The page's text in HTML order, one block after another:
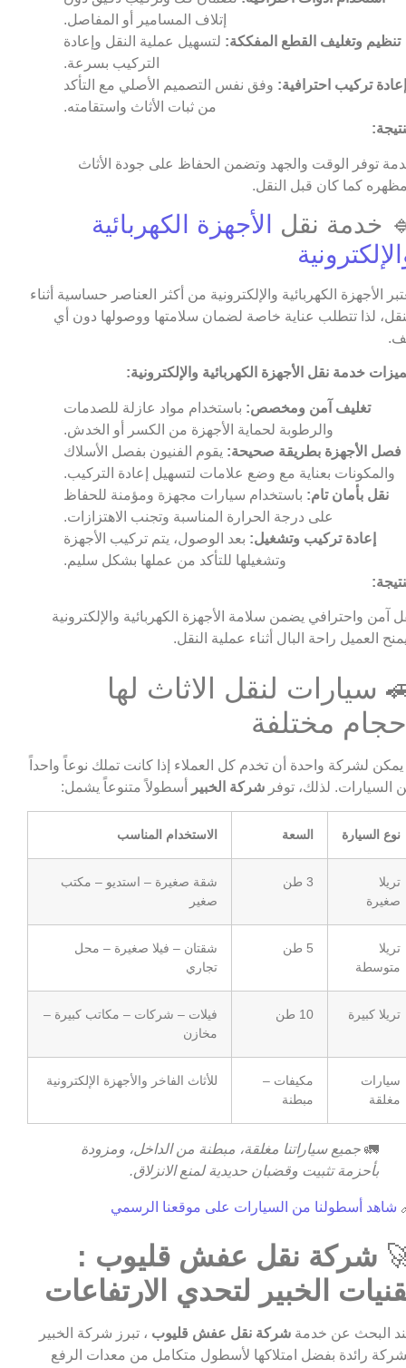
إتلاف المسامير أو المفاصل.
تنظيم وتغليف القطع المفككة: لتسهيل عملية النقل وإعادة
التركيب بسرعة.
إعادة تركيب احترافية: وفق نفس التصميم الأصلي مع التأكد
من ثبات الأثاث واستقامته.
توفر الوقت والجهد وتضمن الحفاظ على جودة الأثاث
كما كان قبل النقل.
خدمة نقل
الأجهزة الكهربائية
الأجهزة الكهربائية والإلكترونية من أكثر العناصر حساسية أثناء
لذا تتطلب عناية خاصة لضمان سلامتها ووصولها دون أي
خدمة نقل الأجهزة الكهربائية والإلكترونية:
تغليف آمن ومخصص: باستخدام مواد عازلة للصدمات
والرطوبة لحماية الأجهزة من الكسر أو الخدش.
فصل الأجهزة بطريقة صحيحة: يقوم الفنيون بفصل الأسلاك
والمكونات بعناية مع وضع علامات لتسهيل إعادة التركيب.
نقل بأمان تام: باستخدام سيارات مجهزة ومؤمنة للحفاظ
على درجة الحرارة المناسبة وتجنب الاهتزازات.
إعادة تركيب وتشغيل: بعد الوصول، يتم تركيب الأجهزة
وتشغيلها للتأكد من عملها بشكل سليم.
آمن واحترافي يضمن سلامة الأجهزة الكهربائية والإلكترونية
العميل راحة البال أثناء عملية النقل.
سيارات لنقل الاثاث لها
مختلفة
يمكن لشركة واحدة أن تخدم كل العملاء إذا كانت تملك نوعاً واحداً
السيارات. لذلك، توفر شركة الخبير أسطولاً متنوعاً يشمل:
نوع السيارة السعة الاستخدام المناسب
تريلا
صغيرة
3 طن
شقة صغيرة – استديو – مكتب
صغير
تريلا
متوسطة
5 طن
شقتان – فيلا صغيرة – محل
تجاري
تريلا كبيرة 10 طن
فيلات – شركات – مكاتب كبيرة –
مخازن
سيارات
مغلقة
مكيفات –
مبطنة
للأثاث الفاخر والأجهزة الإلكترونية
🚛 جميع سياراتنا مغلقة، مبطنة من الداخل، ومزودة
بأحزمة تثبيت وقضبان حديدية لمنع الانزلاق.
شاهد أسطولنا من السيارات على موقعنا الرسمي
شركة نقل عفش قليوب :
الخبير لتحدي الارتفاعات
البحث عن خدمة شركة نقل عفش قليوب ، تبرز شركة الخبير
رائدة بفضل امتلاكها لأسطول متكامل من معدات الرفع